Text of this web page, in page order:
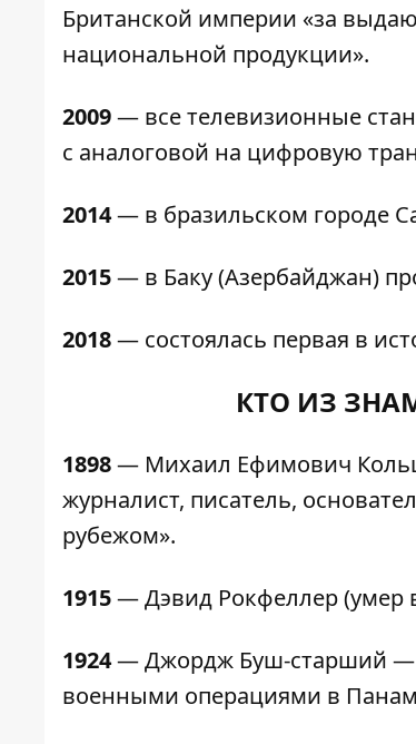
Британской империи «за
национальной продукции».
2009— все телевизионные
с аналоговой на цифровую
2014— в бразильском городе
2015— в Баку (Азербайджан)
2018— состоялась первая в
КТО ИЗ
1898— Михаил Ефимович
журналист, писатель,
рубежом».
1915— Дэвид Рокфеллер (умер
1924— Джордж Буш-старший —
военными операциями в